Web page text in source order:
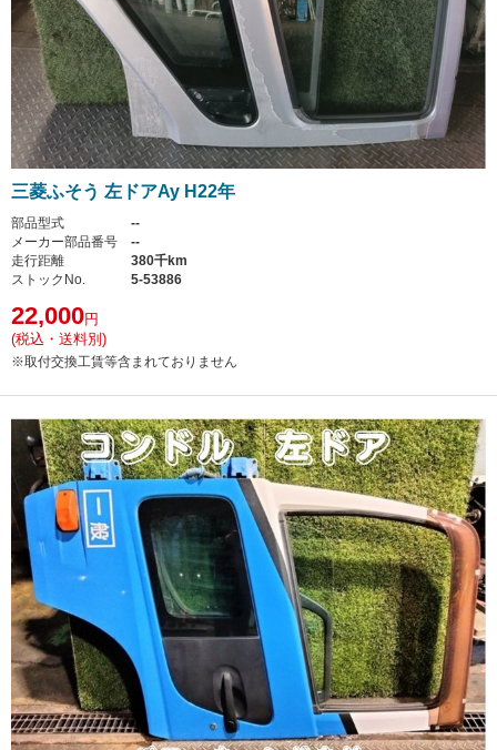
三菱ふそう 左ドアAy H22年
部品型式
--
メーカー部品番号
--
走行距離
380千km
ストックNo.
5-53886
22,000円
(税込・送料別)
※取付交換工賃等含まれておりません